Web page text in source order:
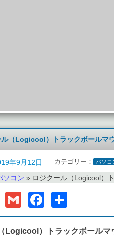
ル（Logicool）トラックボールマ
年9月12日 カテゴリー： パソコ
ソコン » ロジクール（Logicool）トラッ
Line GmailFacebook
有
Logicool）トラックボールマ